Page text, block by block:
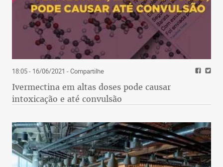
18:05 - 16/06/2021 - Compartilhe
Ivermectina em altas doses pode causar
intoxicação e até convulsão